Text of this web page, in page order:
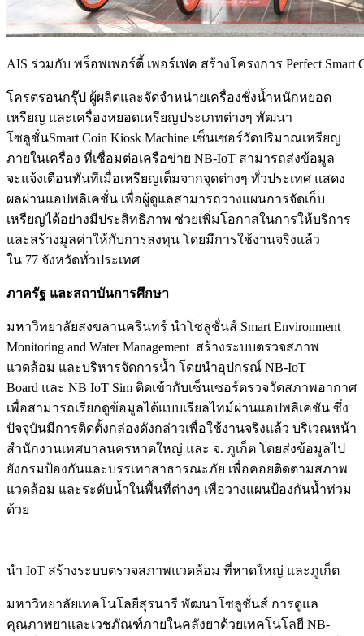
AIS ร่วมกับ พร็อพเพอร์ตี้ เพอร์เฟค สร้างโครงการ Perfect Smart
โครตรอนกรุ๊ป ผู้ผลิตและจัดจำหน่ายเครื่องชั่งน้ำหนักหยอด
เหรียญ และเครื่องหยอดเหรียญประเภทต่างๆ พัฒนา
โซลูชั่นSmart Coin Kiosk Machine เซ็นเซอร์วัดปริมาณเหรียญ
ภายในเครื่อง ที่เชื่อมต่อเครือข่าย NB-IoT สามารถส่งข้อมูล
จะแจ้งเตือนทันทีเมื่อเหรียญเต็มจากจุดต่างๆ ทั่วประเทศ แสดง
ผลผ่านแอปพลิเคชั่น เพื่อผู้ดูแลสามารถวางแผนการจัดเก็บ
เหรียญได้อย่างมีประสิทธิภาพ ช่วยเพิ่มโอกาสในการให้บริการ
และสร้างมูลค่าให้กับการลงทุน โดยมีการใช้งานจริงแล้ว
ใน 77 จังหวัดทั่วประเทศ
ภาครัฐ และสถาบันการศึกษา
มหาวิทยาลัยสงขลานครินทร์ นำโซลูชั่นส์ Smart Environment
Monitoring and Water Management สร้างระบบตรวจสภาพ
แวดล้อม และบริหารจัดการน้ำ โดยนำอุปกรณ์ NB-IoT
Board และ NB IoT Sim ติดเข้ากับเซ็นเซอร์ตรวจวัดสภาพอากาศ
เพื่อสามารถเรียกดูข้อมูลได้แบบเรียลไทม์ผ่านแอปพลิเคชัน ซึ่ง
ปัจจุบันมีการติดตั้งกล่องดังกล่าวเพื่อใช้งานจริงแล้ว บริเวณหน้า
สำนักงานเทศบาลนครหาดใหญ่ และ จ. ภูเก็ต โดยส่งข้อมูลไป
ยังกรมป้องกันและบรรเทาสาธารณะภัย เพื่อคอยติดตามสภาพ
แวดล้อม และระดับน้ำในพื้นที่ต่างๆ เพื่อวางแผนป้องกันน้ำท่วม
ด้วย
นำ IoT สร้างระบบตรวจสภาพแวดล้อม ที่หาดใหญ่ และภูเก็ต
มหาวิทยาลัยเทคโนโลยีสุรนารี พัฒนาโซลูชั่นส์ การดูแล
คุณภาพยาและเวชภัณฑ์ภายในคลังยาด้วยเทคโนโลยี NB-